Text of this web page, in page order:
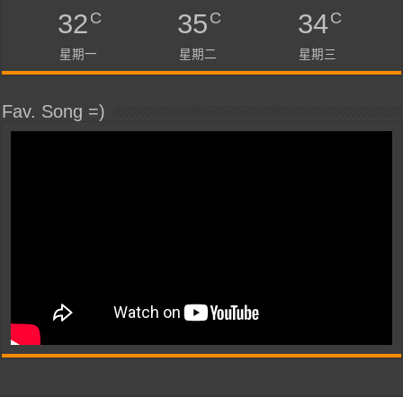
32C
星期一
35C
星期二
34C
星期三
Fav. Song =)